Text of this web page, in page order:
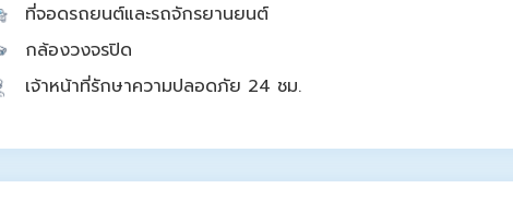
ที่จอดรถยนต์และรถจักรยานยนต์
กล้องวงจรปิด
เจ้าหน้าที่รักษาความปลอดภัย 24 ชม.